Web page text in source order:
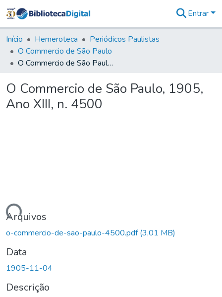
&
Coleções
Tudo na
Biblioteca
Estatísticas
Entrar
Início Hemeroteca
Periódicos Paulistas
O Commercio de São Paulo
O Commercio de São Paulo, 1905, Ano XIII, n. 4500
O Commercio de São Paulo, 1905,
Ano XIII, n. 4500
Arquivos
o-commercio-de-sao-paulo-4500.pdf(3,01 MB)
Data
1905-11-04
Descrição